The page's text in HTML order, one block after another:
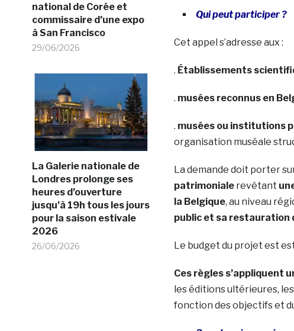
national de Corée et
commissaire d’une expo
à San Francisco
29/06/2026
La Galerie nationale de
Londres prolonge ses
heures d’ouverture
jusqu’à 19h tous les jours
pour la saison estivale
2026
26/06/2026
Qui peut participer ?
Cet appel s’adresse aux :
. Établissements
. musées reconnus en
. musées ou institutions
organisation muséale
La demande doit porter
patrimonialerevêtant
la Belgique, au niveau
public et sa restauration
Le budget du projet est
Ces règles s’appliquent
les éditions ultérieures,
fonction des objectifs et